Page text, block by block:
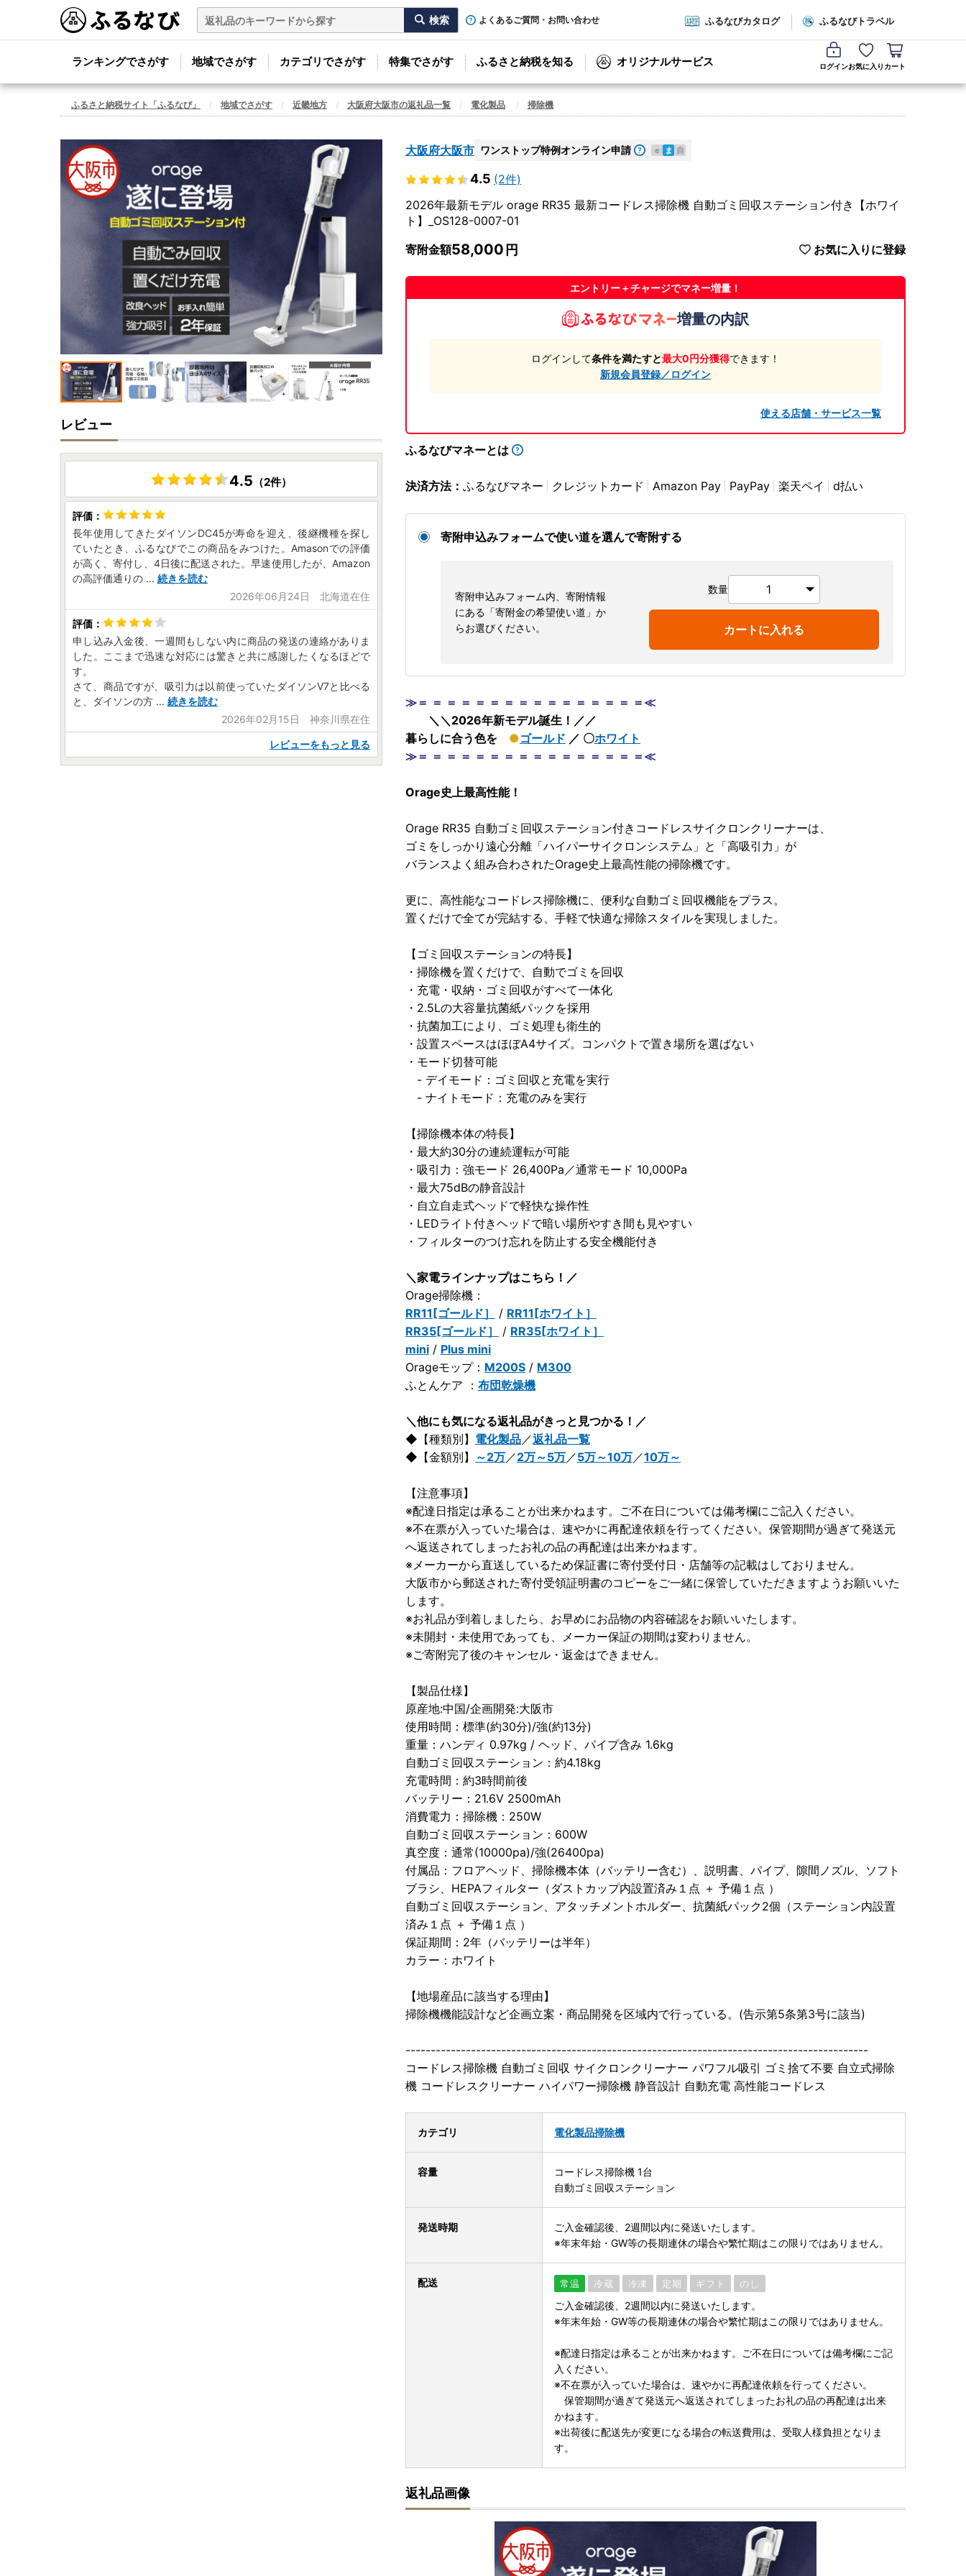
よくあるご質問・お問い合わせ ふるなびカタログ ふるなびトラベル
ランキングでさがす 地域でさがす カテゴリでさがす 特集でさがす ふるさと納税を知る オリジナルサービス ログインお気に入り カート
ふるさと納税サイト「ふるなび」 地域でさがす 近畿地方 大阪府大阪市の返礼品一覧 電化製品 掃除機
大阪府大阪市 ワンストップ特例オンライン申請 e ま 自
4.5 (2件)
2026年最新モデル orage RR35 最新コードレス掃除機 自動ゴミ回収ステーション付き【ホワイ
ト】_OS128-0007-01
寄附金額58,000 お気に入りに登録
エントリー＋チャージでマネー増量！
増量の内訳
ログインして条件を満たすと最大0円分獲得できます！
新規会員登録／ログイン
使える店舗・サービス一覧
ふるなびマネーとは
決済方法： ふるなびマネー クレジットカード Amazon Pay PayPay 楽天ペイ d払い
寄附申込みフォームで使い道を選んで寄附する
寄附申込みフォーム内、寄附情報
にある「寄附金の希望使い道」か
らお選びください。
数量
カートに入れる
≫＝ ＝ ＝ ＝ ＝ ＝ ＝ ＝ ＝ ＝ ＝ ＝ ＝ ＝ ＝ ＝≪
＼＼2026年新モデル誕生！／／
暮らしに合う色を ●ゴールド ／ 〇ホワイト
≫＝ ＝ ＝ ＝ ＝ ＝ ＝ ＝ ＝ ＝ ＝ ＝ ＝ ＝ ＝ ＝≪
Orage史上最高性能！
Orage RR35 自動ゴミ回収ステーション付きコードレスサイクロンクリーナーは、
ゴミをしっかり遠心分離「ハイパーサイクロンシステム」と「高吸引力」が
バランスよく組み合わされたOrage史上最高性能の掃除機です。
更に、高性能なコードレス掃除機に、便利な自動ゴミ回収機能をプラス。
置くだけで全てが完結する、手軽で快適な掃除スタイルを実現しました。
【ゴミ回収ステーションの特長】
・掃除機を置くだけで、自動でゴミを回収
・充電・収納・ゴミ回収がすべて一体化
・2.5Lの大容量抗菌紙パックを採用
・抗菌加工により、ゴミ処理も衛生的
・設置スペースはほぼA4サイズ。コンパクトで置き場所を選ばない
・モード切替可能
- デイモード：ゴミ回収と充電を実行
- ナイトモード：充電のみを実行
【掃除機本体の特長】
・最大約30分の連続運転が可能
・吸引力：強モード 26,400Pa／通常モード 10,000Pa
・最大75dBの静音設計
・自立自走式ヘッドで軽快な操作性
・LEDライト付きヘッドで暗い場所やすき間も見やすい
・フィルターのつけ忘れを防止する安全機能付き
＼家電ラインナップはこちら！／
Orage掃除機：
RR11[ゴールド］
/ RR11[ホワイト］
RR35[ゴールド］
/ RR35[ホワイト］
mini / Plus mini
Orageモップ： M200S / M300
ふとんケア ： 布団乾燥機
＼他にも気になる返礼品がきっと見つかる！／
◆【種類別】 電化製品／返礼品一覧
◆【金額別】
～2万／2万～5万／5万～10万／10万～
【注意事項】
※配達日指定は承ることが出来かねます。ご不在日については備考欄にご記入ください。
※不在票が入っていた場合は、速やかに再配達依頼を行ってください。保管期間が過ぎて発送元
へ返送されてしまったお礼の品の再配達は出来かねます。
※メーカーから直送しているため保証書に寄付受付日・店舗等の記載はしておりません。
大阪市から郵送された寄付受領証明書のコピーをご一緒に保管していただきますようお願いいた
します。
※お礼品が到着しましたら、お早めにお品物の内容確認をお願いいたします。
※未開封・未使用であっても、メーカー保証の期間は変わりません。
※ご寄附完了後のキャンセル・返金はできません。
【製品仕様】
原産地:中国/企画開発:大阪市
使用時間：標準(約30分)/強(約13分)
重量：ハンディ 0.97kg / ヘッド、パイプ含み 1.6kg
自動ゴミ回収ステーション：約4.18kg
充電時間：約3時間前後
バッテリー：21.6V 2500mAh
消費電力：掃除機：250W
自動ゴミ回収ステーション：600W
真空度：通常(10000pa)/強(26400pa)
付属品：フロアヘッド、掃除機本体（バッテリー含む）、説明書、パイプ、隙間ノズル、ソフト
ブラシ、HEPAフィルター（ダストカップ内設置済み１点 ＋ 予備１点 ）
自動ゴミ回収ステーション、アタッチメントホルダー、抗菌紙パック2個（ステーション内設置
済み１点 ＋ 予備１点 ）
保証期間：2年（バッテリーは半年）
カラー：ホワイト
【地場産品に該当する理由】
掃除機機能設計など企画立案・商品開発を区域内で行っている。(告示第5条第3号に該当)
--------------------------------------------------------------------------------------------
コードレス掃除機 自動ゴミ回収 サイクロンクリーナー パワフル吸引 ゴミ捨て不要 自立式掃除
機 コードレスクリーナー ハイパワー掃除機 静音設計 自動充電 高性能コードレス
カテゴリ 電化製品掃除機
容量
コードレス掃除機 1台
自動ゴミ回収ステーション
発送時期
ご入金確認後、2週間以内に発送いたします。
※年末年始・GW等の長期連休の場合や繁忙期はこの限りではありません。
配送 常温 冷蔵 冷凍 定期 ギフト のし
ご入金確認後、2週間以内に発送いたします。
※年末年始・GW等の長期連休の場合や繁忙期はこの限りではありません。
※配達日指定は承ることが出来かねます。ご不在日については備考欄にご記
入ください。
※不在票が入っていた場合は、速やかに再配達依頼を行ってください。
保管期間が過ぎて発送元へ返送されてしまったお礼の品の再配達は出来
かねます。
※出荷後に配送先が変更になる場合の転送費用は、受取人様負担となりま
す。
返礼品画像
レビュー
4.5 （2件）
長年使用してきたダイソンDC45が寿命を迎え、後継機種を探し
ていたとき、ふるなびでこの商品をみつけた。Amasonでの評価
が高く、寄付し、4日後に配送された。早速使用したが、Amazon
の高評価通りの ... 続きを読む
2026年06月24日 北海道在住
申し込み入金後、一週間もしない内に商品の発送の連絡がありま
した。ここまで迅速な対応には驚きと共に感謝したくなるほどで
す。
さて、商品ですが、吸引力は以前使っていたダイソンV7と比べる
と、ダイソンの方 ... 続きを読む
2026年02月15日 神奈川県在住
レビューをもっと見る